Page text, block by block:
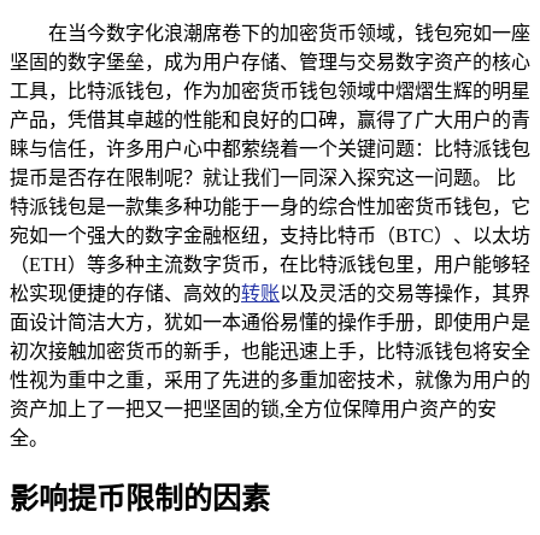
在当今数字化浪潮席卷下的加密货币领域，钱包宛如一座
坚固的数字堡垒，成为用户存储、管理与交易数字资产的核心
工具，比特派钱包，作为加密货币钱包领域中熠熠生辉的明星
产品，凭借其卓越的性能和良好的口碑，赢得了广大用户的青
睐与信任，许多用户心中都萦绕着一个关键问题：比特派钱包
提币是否存在限制呢？就让我们一同深入探究这一问题。 比
特派钱包是一款集多种功能于一身的综合性加密货币钱包，它
宛如一个强大的数字金融枢纽，支持比特币（BTC）、以太坊
（ETH）等多种主流数字货币，在比特派钱包里，用户能够轻
松实现便捷的存储、高效的转账以及灵活的交易等操作，其界
面设计简洁大方，犹如一本通俗易懂的操作手册，即使用户是
初次接触加密货币的新手，也能迅速上手，比特派钱包将安全
性视为重中之重，采用了先进的多重加密技术，就像为用户的
资产加上了一把又一把坚固的锁,全方位保障用户资产的安
全。
影响提币限制的因素